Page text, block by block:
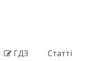
ГДЗ Статті